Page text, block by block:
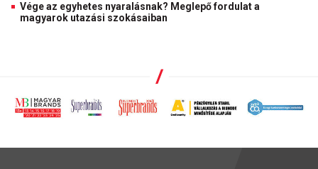
Vége az egyhetes nyaralásnak? Meglepő fordulat a
magyarok utazási szokásaiban